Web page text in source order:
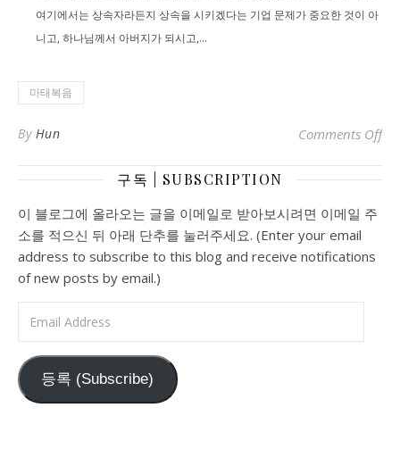
여기에서는 상속자라든지 상속을 시키겠다는 기업 문제가 중요한 것이 아
니고, 하나님께서 아버지가 되시고,...
마태복음
By Hun Comments Offon
구독 | SUBSCRIPTION
이 블로그에 올라오는 글을 이메일로 받아보시려면 이메일 주
소를 적으신 뒤 아래 단추를 눌러주세요. (Enter your email
address to subscribe to this blog and receive notifications
of new posts by email.)
등록 (Subscribe)